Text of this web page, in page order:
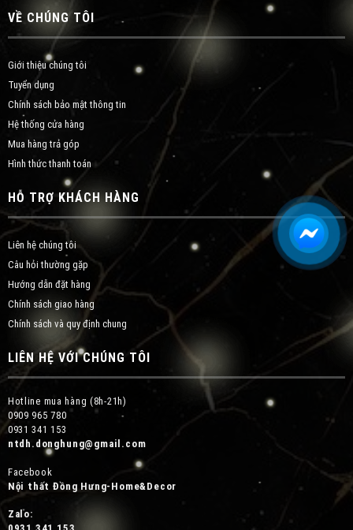
VỀ CHÚNG TÔI
Giới thiệu chúng tôi
Tuyển dụng
Chính sách bảo mật thông tin
Hệ thống cửa hàng
Mua hàng trả góp
Hình thức thanh toán
HỖ TRỢ KHÁCH HÀNG
Liên hệ chúng tôi
Câu hỏi thường gặp
Hướng dẫn đặt hàng
Chính sách giao hàng
Chính sách và quy định chung
LIÊN HỆ VỚI CHÚNG TÔI
Hotline mua hàng (8h-21h)
0909 965 780
0931 341 153
ntdh.donghung@gmail.com
Facebook
Nội thất Đồng Hưng-Home&Decor
Zalo: